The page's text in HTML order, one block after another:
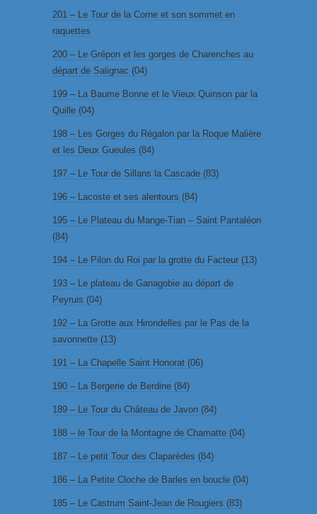
201 – Le Tour de la Corne et son sommet en
raquettes
200 – Le Grépon et les gorges de Charenches au
départ de Salignac (04)
199 – La Baume Bonne et le Vieux Quinson par la
Quille (04)
198 – Les Gorges du Régalon par la Roque Malière
et les Deux Gueules (84)
197 – Le Tour de Sillans la Cascade (83)
196 – Lacoste et ses alentours (84)
195 – Le Plateau du Mange-Tian – Saint Pantaléon
(84)
194 – Le Pilon du Roi par la grotte du Facteur (13)
193 – Le plateau de Ganagobie au départ de
Peyruis (04)
192 – La Grotte aux Hirondelles par le Pas de la
savonnette (13)
191 – La Chapelle Saint Honorat (06)
190 – La Bergerie de Berdine (84)
189 – Le Tour du Château de Javon (84)
188 – le Tour de la Montagne de Chamatte (04)
187 – Le petit Tour des Claparèdes (84)
186 – La Petite Cloche de Barles en boucle (04)
185 – Le Castrum Saint-Jean de Rougiers (83)